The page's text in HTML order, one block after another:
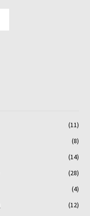
(11)
(8)
(14)
(28)
(4)
(12)